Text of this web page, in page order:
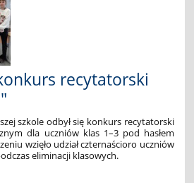
recytatorski
szkole odbył się konkurs recytatorski
dla uczniów klas 1–3 pod hasłem
wzięło udział czternaścioro uczniów
eliminacji klasowych.